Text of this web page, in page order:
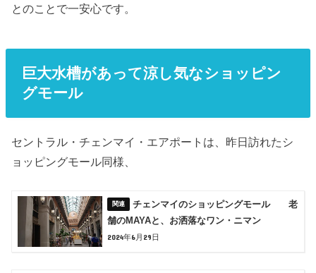
とのことで一安心です。
巨大水槽があって涼し気なショッピン
グモール
セントラル・チェンマイ・エアポートは、昨日訪れたシ
ョッピングモール同様、
チェンマイのショッピングモール 老
舗のMAYAと、お洒落なワン・ニマン
2024年6月29日